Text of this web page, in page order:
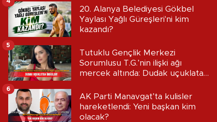
20. Alanya Belediyesi Gökbel
Yaylası Yağlı Güreşleri'ni kim
kazandı?
Tutuklu Gençlik Merkezi
Sorumlusu T.G.’nin ilişki ağı
mercek altında: Dudak uçuklatan
5
AK Parti Manavgat’ta kulisler
hareketlendi: Yeni başkan kim
olacak?
6